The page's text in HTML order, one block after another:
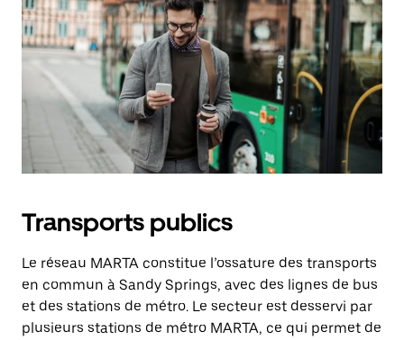
Transports publics
Le réseau MARTA constitue l’ossature des transports
en commun à Sandy Springs, avec des lignes de bus
et des stations de métro. Le secteur est desservi par
plusieurs stations de métro MARTA, ce qui permet de